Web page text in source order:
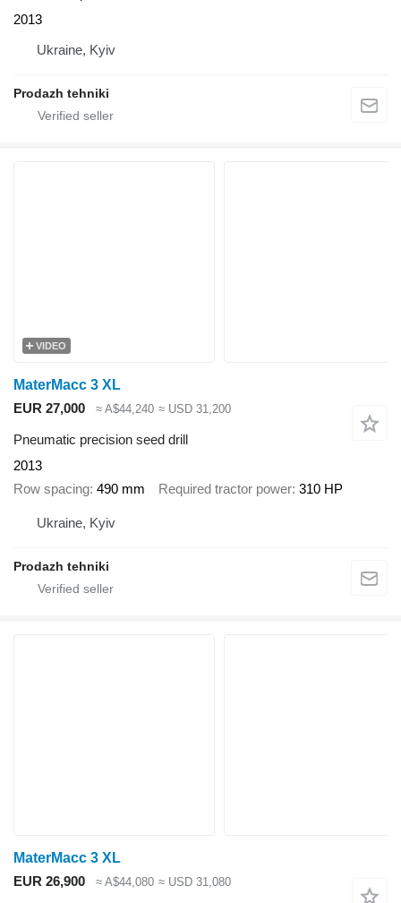
2013
Ukraine, Kyiv
Prodazh tehniki
VIDEO
MaterMacc 3 XL
EUR 27,000
≈ A$44,240 ≈ USD 31,200
Pneumatic precision seed drill
2013
Row spacing 490 mm Required tractor power 310 HP
Ukraine, Kyiv
Prodazh tehniki
MaterMacc 3 XL
EUR 26,900
≈ A$44,080 ≈ USD 31,080